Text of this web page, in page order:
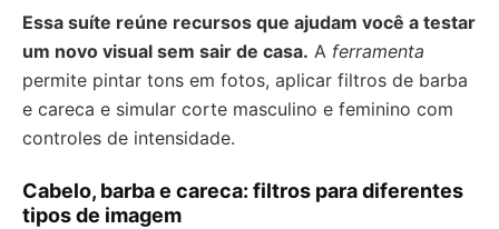
Essa suíte reúne recursos que ajudam você a testar
um novo visual sem sair de casa. A ferramenta
permite pintar tons em fotos, aplicar filtros de barba
e careca e simular corte masculino e feminino com
controles de intensidade.
Cabelo, barba e careca: filtros para diferentes
tipos de imagem